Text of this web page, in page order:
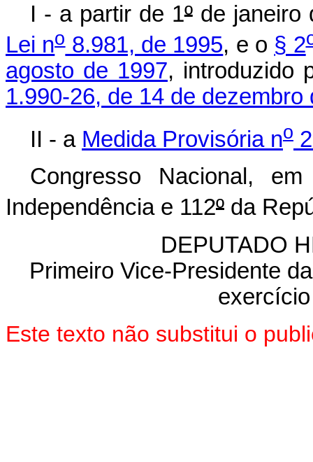
I - a partir de 1ºde janeiro
Lei no8.981, de 1995, e o § 2
agosto de 1997, introduzido
1.990-26, de 14 de dezembro
II - a Medida Provisória no
Congresso Nacional,
Independência e 112º da
DEPUTADO
Primeiro Vice-Presidente
Este texto não substitui o